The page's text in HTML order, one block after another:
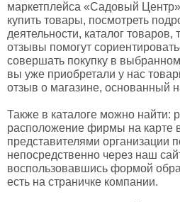
маркетплейса «Садовый
купить товары, посмотреть
деятельности, каталог
отзывы помогут
совершать покупку в
вы уже приобретали у нас
отзыв о магазине, основанный
Также в каталоге можно найти:
расположение фирмы на карте
представителями организации
непосредственно через наш
воспользовавшись формой
есть на страничке компании.